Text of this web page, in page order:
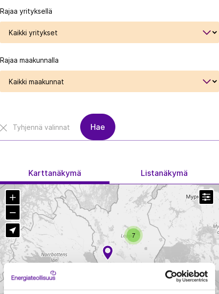
Rajaa yrityksellä
Rajaa maakunnalla
Tyhjennä valinnat Hae
Karttanäkymä Listanäkymä
7
Zoom in
Zoom out
Näytä sijaintini